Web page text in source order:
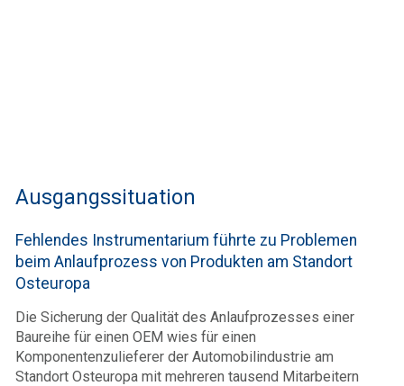
Ausgangssituation
Fehlendes Instrumentarium führte zu Problemen
beim Anlaufprozess von Produkten am Standort
Osteuropa
Die Sicherung der Qualität des Anlaufprozesses einer
Baureihe für einen OEM wies für einen
Komponentenzulieferer der Automobilindustrie am
Standort Osteuropa mit mehreren tausend Mitarbeitern